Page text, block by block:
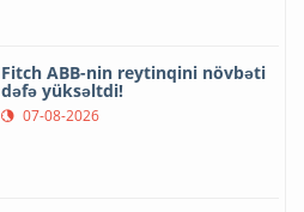
Fitch ABB-nin reytinqini növbəti
dəfə yüksəltdi!
07-08-2026